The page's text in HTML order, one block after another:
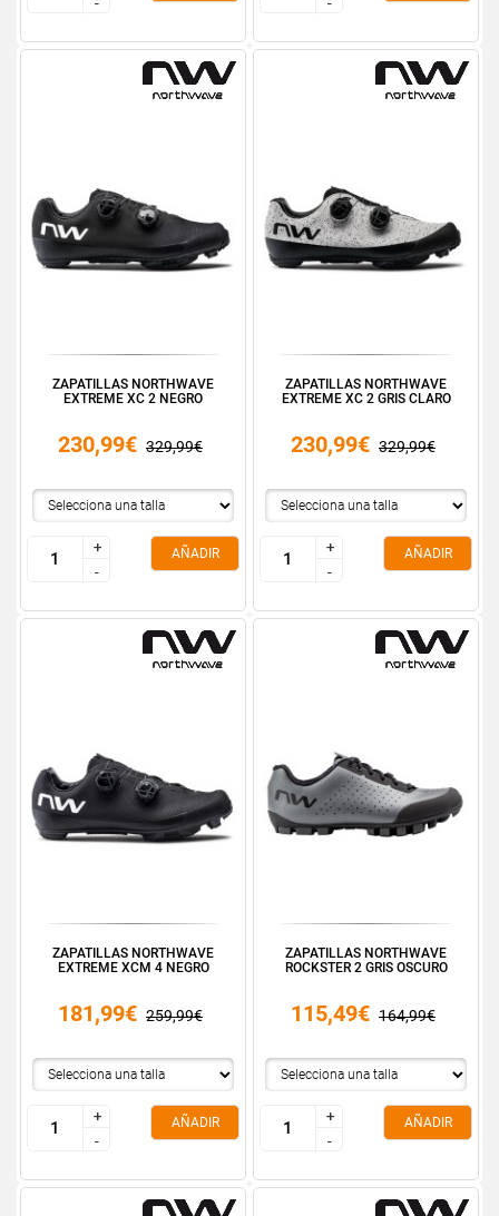
ZAPATILLAS NORTHWAVE
EXTREME XC 2 NEGRO
230,99€ 329,99€
+
-
+
-
AÑADIR
ZAPATILLAS NORTHWAVE
EXTREME XC 2 GRIS CLARO
230,99€ 329,99€
+
-
+
-
AÑADIR
ZAPATILLAS NORTHWAVE
EXTREME XCM 4 NEGRO
181,99€ 259,99€
+
-
+
-
AÑADIR
ZAPATILLAS NORTHWAVE
ROCKSTER 2 GRIS OSCURO
115,49€ 164,99€
+
-
+
-
AÑADIR